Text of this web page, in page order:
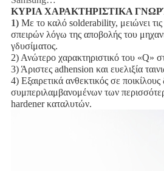
ΚΥΡΙΑ ΧΑΡΑΚΤΗΡΙΣΤΙΚΑ
1) Με το καλό solderability, μειώνει
σπειρών λόγω της αποβολής του
γδυσίματος.
2) Ανώτερο χαρακτηριστικό του «Q»
3) Άριστες adhension και ευελιξία
4) Εξαιρετικά ανθεκτικός σε ποικίλους
συμπεριλαμβανομένων των
hardener καταλυτών.